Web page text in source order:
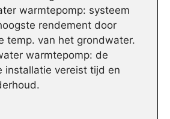
warmtepomp: systeem
rendement door
temp. van het grondwater.
warmtepomp: de
installatie vereist tijd en